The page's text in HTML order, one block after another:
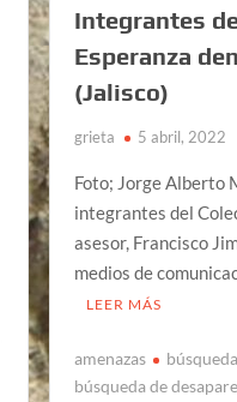
Integrantes
Esperanza
(Jalisco)
grieta 5 abril, 2022
Foto; Jorge Alberto
integrantes del
asesor, Francisco
medios de
LEER MÁS
amenazas
búsqueda de